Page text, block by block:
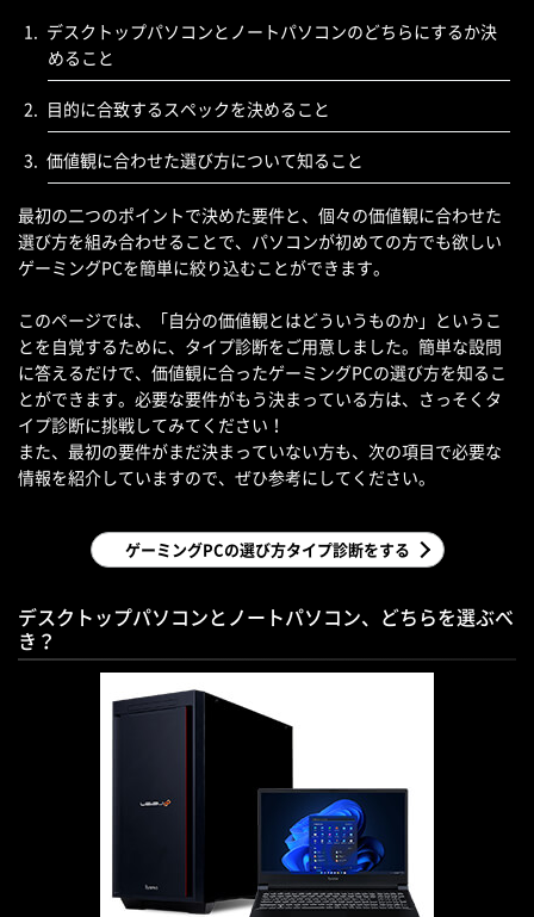
デスクトップパソコンとノートパソコンのどちらにするか決
めること
目的に合致するスペックを決めること
価値観に合わせた選び方について知ること
最初の二つのポイントで決めた要件と、個々の価値観に合わせた
選び方を組み合わせることで、パソコンが初めての方でも欲しい
ゲーミングPCを簡単に絞り込むことができます。
このページでは、「自分の価値観とはどういうものか」というこ
とを自覚するために、タイプ診断をご用意しました。簡単な設問
に答えるだけで、価値観に合ったゲーミングPCの選び方を知るこ
とができます。必要な要件がもう決まっている方は、さっそくタ
イプ診断に挑戦してみてください！
また、最初の要件がまだ決まっていない方も、次の項目で必要な
情報を紹介していますので、ぜひ参考にしてください。
ゲーミングPCの選び方タイプ診断をする
デスクトップパソコンとノートパソコン、どちらを選ぶべ
き？